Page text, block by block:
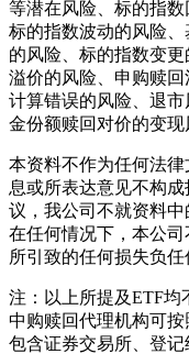
等潜在风险、标的指数
标的指数波动的风险
的风险、标的指数变
溢价的风险、申购赎
计算错误的风险、退
金份额赎回对价的变现
本资料不作为任何法
息或所表达意见不构
议，我公司不就资料中
在任何情况下，本公
所引致的任何损失负
注：以上所提及ETF均
中购赎回代理机构可
包含证券交易所、登